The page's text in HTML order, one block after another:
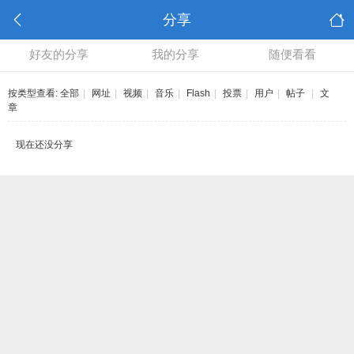
分享
好友的分享 我的分享 随便看看
按类型查看: 全部 网址 视频 音乐 Flash 投票 用户 帖子
文
章
现在还没分享